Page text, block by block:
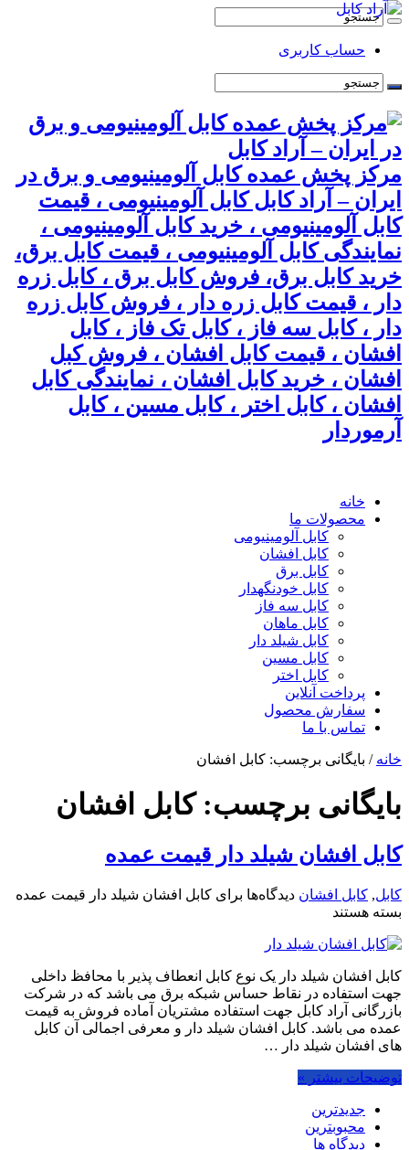
حساب کاربری
مرکز پخش عمده کابل آلومینیومی و برق در
ایران – آراد کابل کابل آلومینیومی ، قیمت
کابل آلومینیومی ، خرید کابل آلومینیومی ،
نمایندگی کابل آلومینیومی ، قیمت کابل برق،
خرید کابل برق، فروش کابل برق ، کابل زره
دار ، قیمت کابل زره دار ، فروش کابل زره
دار ، کابل سه فاز ، کابل تک فاز ، کابل
افشان ، قیمت کابل افشان ، فروش کبل
افشان ، خرید کابل افشان ، نمایندگی کابل
افشان ، کابل اختر ، کابل مسین ، کابل
آرموردار
خانه
محصولات ما
کابل آلومینیومی
کابل افشان
کابل برق
کابل خودنگهدار
کابل سه فاز
کابل ماهان
کابل شیلد دار
کابل مسین
کابل اختر
پرداخت آنلاین
سفارش محصول
تماس با ما
خانه / بایگانی برچسب: کابل افشان
بایگانی برچسب:کابل افشان
کابل افشان شیلد دار قیمت عمده
کابل, کابل افشان دیدگاه‌ها برای کابل افشان شیلد دار قیمت عمده
بسته هستند
کابل افشان شیلد دار یک نوع کابل انعطاف پذیر با محافظ داخلی
جهت استفاده در نقاط حساس شبکه برق می باشد که در شرکت
بازرگانی آراد کابل جهت استفاده مشتریان آماده فروش به قیمت
عمده می باشد. کابل افشان شیلد دار و معرفی اجمالی آن کابل
های افشان شیلد دار …
توضیحات بیشتر »
جدیدترین
محبوبترین
دیدگاه ها